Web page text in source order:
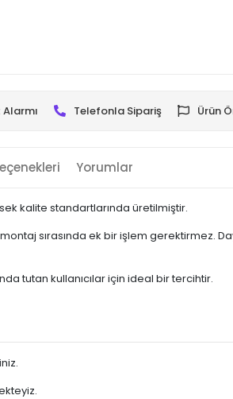
Telefonla Sipariş Ürün
Yorumlar
kalite standartlarında üretilmiştir.
sırasında ek bir işlem gerektirmez.
tutan kullanıcılar için ideal bir tercihtir.